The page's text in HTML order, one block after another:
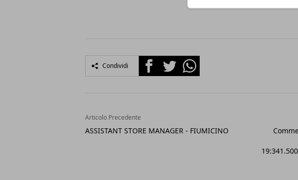
Condividi FacebookTwitterWhatsapp
Articolo Precedente
ASSISTANT STORE MANAGER - FIUMICINO